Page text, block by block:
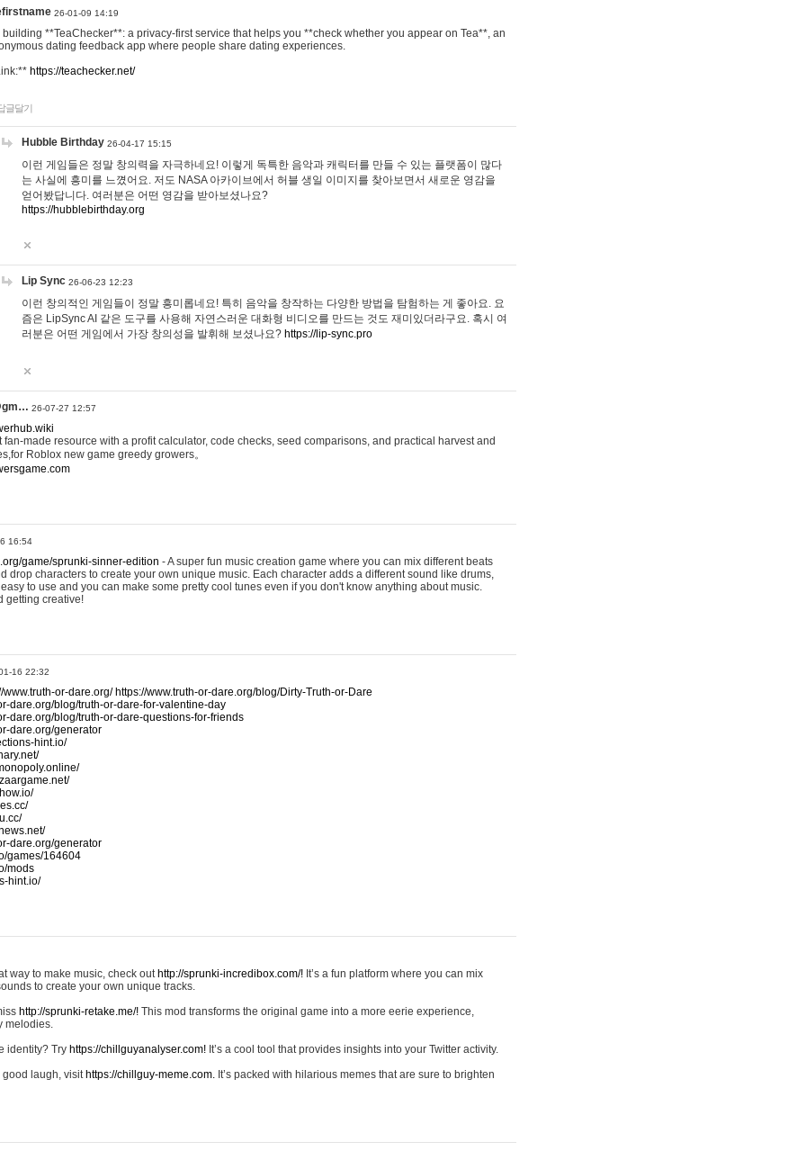
26-01-09 14:19
building **TeaChecker**: a privacy-first service that helps you **check whether you appear on Tea**, an
dating feedback app where people share dating experiences.
https://teachecker.net/
글달기
Hubble Birthday 26-04-17 15:15
이런 게임들은 정말 창의력을 자극하네요! 이렇게 독특한 음악과 캐릭터를 만들 수 있는 플랫폼이 많다
는 사실에 흥미를 느꼈어요. 저도 NASA 아카이브에서 허블 생일 이미지를 찾아보면서 새로운 영감을
얻어봤답니다. 여러분은 어떤 영감을 받아보셨나요?
https://hubblebirthday.org
Lip Sync 26-06-23 12:23
이런 창의적인 게임들이 정말 흥미롭네요! 특히 음악을 창작하는 다양한 방법을 탐험하는 게 좋아요. 요
즘은 LipSync AI 같은 도구를 사용해 자연스러운 대화형 비디오를 만드는 것도 재미있더라구요. 혹시 여
러분은 어떤 게임에서 가장 창의성을 발휘해 보셨나요? https://lip-sync.pro
26-07-27 12:57
made resource with a profit calculator, code checks, seed comparisons, and practical harvest and
Roblox new game greedy growers。
16:54
game/sprunki-sinner-edition - A super fun music creation game where you can mix different beats
drop characters to create your own unique music. Each character adds a different sound like drums,
to use and you can make some pretty cool tunes even if you don't know anything about music.
getting creative!
16 22:32
www.truth-or-dare.org/ https://www.truth-or-dare.org/blog/Dirty-Truth-or-Dare
dare.org/blog/truth-or-dare-for-valentine-day
dare.org/blog/truth-or-dare-questions-for-friends
dare.org/generator
hint.io/
dare.org/generator
games/164604
mods
hint.io/
way to make music, check out http://sprunki-incredibox.com/! It’s a fun platform where you can mix
to create your own unique tracks.
http://sprunki-retake.me/! This mod transforms the original game into a more eerie experience,
melodies.
identity? Try https://chillguyanalyser.com! It’s a cool tool that provides insights into your Twitter activity.
good laugh, visit https://chillguy-meme.com. It’s packed with hilarious memes that are sure to brighten